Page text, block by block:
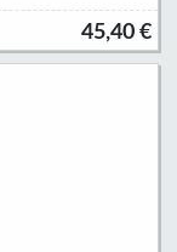
45,40 €